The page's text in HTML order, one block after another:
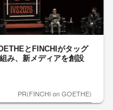
とFINCHIがタッグ
み、新メディアを創設
PR(FINCHI on GOETHE)